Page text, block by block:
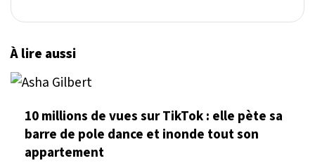
À lire aussi
10 millions de vues sur TikTok : elle pète sa
barre de pole dance et inonde tout son
appartement